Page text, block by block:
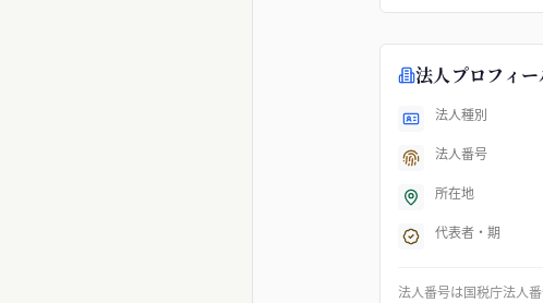
法人プロフィー
法人種別
法人番号
所在地
代表者・期
法人番号は国税庁法人